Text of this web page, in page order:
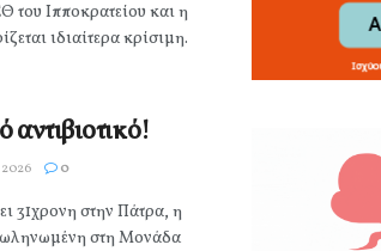
Ιπποκρατείου και η
ιδιαίτερα κρίσιμη.
0
31χρονη στην Πάτρα, η
στη Μονάδα